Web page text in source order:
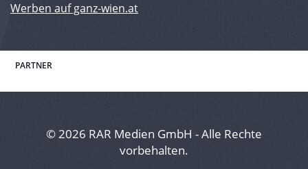
Werben auf ganz-wien.at
PARTNER
© 2026 RAR Medien GmbH - Alle Rechte
vorbehalten.